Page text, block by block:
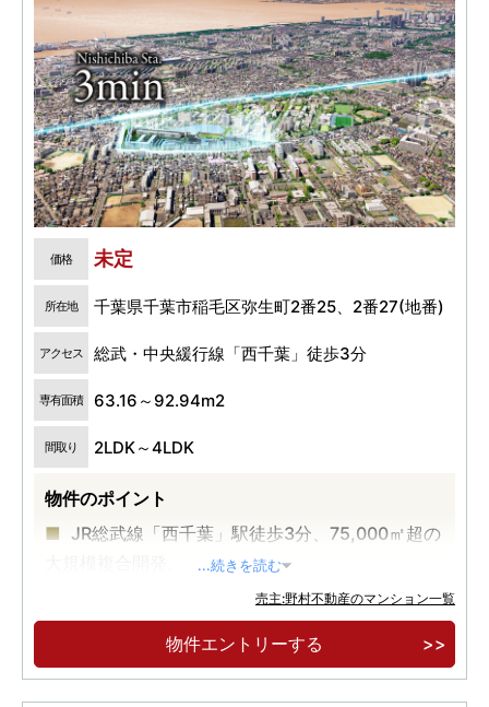
価格 未定
所在地 千葉県千葉市稲毛区弥生町2番25、2番27(地番)
アクセス 総武・中央緩行線「西千葉」徒歩3分
専有面積 63.16～92.94m2
間取り 2LDK～4LDK
物件のポイント
JR総武線「西千葉」駅徒歩3分、75,000㎡超の
12,000㎡超キャンパスパーク中心、多世代が集
う新しいまち。
緑の並木道に囲まれた全512邸、西千葉レジデ
...続きを読む
売主:野村不動産のマンション一覧
物件エントリーする